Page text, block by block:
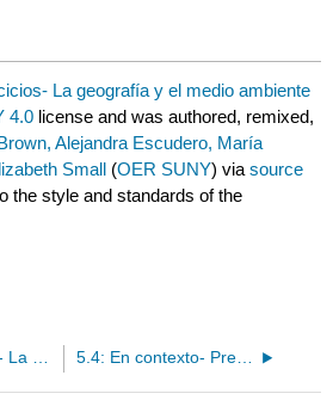
La geografía y el medio ambiente
4.0 license and was authored, remixed,
Alejandra Escudero, María
Small (OER SUNY) viasource
the style and standards of the
5.4: En contexto- Pretérito perfecto del indicativo